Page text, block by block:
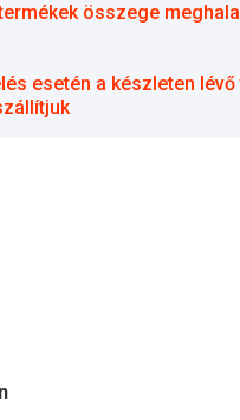
összege
esetén a készleten